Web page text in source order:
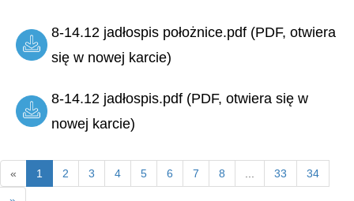
8-14.12 jadłospis położnice.pdf (PDF, otwiera
się w nowej karcie)
8-14.12 jadłospis.pdf (PDF, otwiera się w
nowej karcie)
« 1 2 3 4 5 6 7 8 33 34